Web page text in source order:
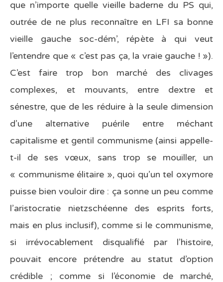
que n’importe quelle vieille baderne du PS qui,
outrée de ne plus reconnaître en LFI sa bonne
vieille gauche soc-dém’, répète à qui veut
l’entendre que « c’est pas ça, la vraie gauche ! »).
C’est faire trop bon marché des clivages
complexes, et mouvants, entre dextre et
sénestre, que de les réduire à la seule dimension
d’une alternative puérile entre méchant
capitalisme et gentil communisme (ainsi appelle-
t-il de ses vœux, sans trop se mouiller, un
« communisme élitaire », quoi qu’un tel oxymore
puisse bien vouloir dire : ça sonne un peu comme
l’aristocratie nietzschéenne des esprits forts,
mais en plus inclusif), comme si le communisme,
si irrévocablement disqualifié par l’histoire,
pouvait encore prétendre au statut d’option
crédible ; comme si l’économie de marché,